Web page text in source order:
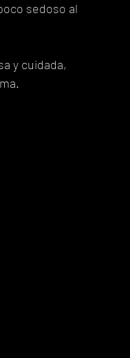
sedoso al
y cuidada,